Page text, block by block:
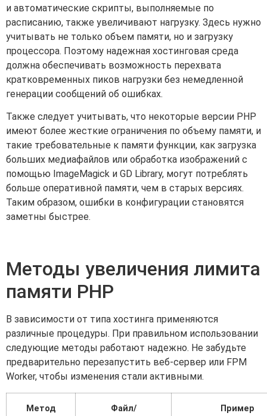
и автоматические скрипты, выполняемые по
расписанию, также увеличивают нагрузку. Здесь нужно
учитывать не только объем памяти, но и загрузку
процессора. Поэтому надежная хостинговая среда
должна обеспечивать возможность перехвата
кратковременных пиков нагрузки без немедленной
генерации сообщений об ошибках.
Также следует учитывать, что некоторые версии PHP
имеют более жесткие ограничения по объему памяти, и
такие требовательные к памяти функции, как загрузка
больших медиафайлов или обработка изображений с
помощью ImageMagick и GD Library, могут потреблять
больше оперативной памяти, чем в старых версиях.
Таким образом, ошибки в конфигурации становятся
заметны быстрее.
Методы увеличения лимита
памяти PHP
В зависимости от типа хостинга применяются
различные процедуры. При правильном использовании
следующие методы работают надежно. Не забудьте
предварительно перезапустить веб-сервер или FPM
Worker, чтобы изменения стали активными.
Метод
Файл/
Пример